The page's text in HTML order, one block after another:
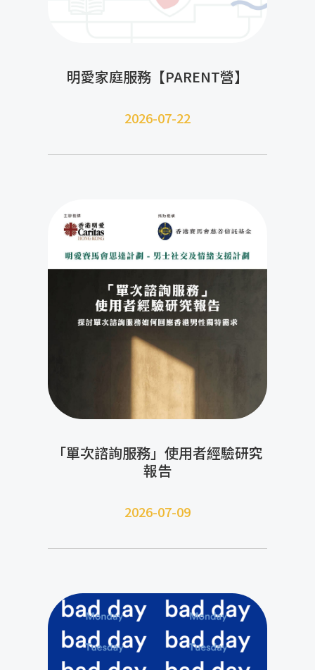
明愛家庭服務【PARENT營】
2026-07-22
「單次諮詢服務」使用者經驗研究
報告
2026-07-09